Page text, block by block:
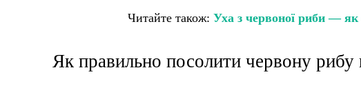
Читайте також: Уха з червоної риби —
Як правильно посолити червону